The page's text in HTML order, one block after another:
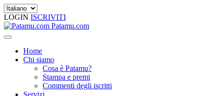
LOGIN ISCRIVITI
Patamu.com
Home
Chi siamo
Cosa è Patamu?
Stampa e premi
Commenti degli iscritti
Servizi